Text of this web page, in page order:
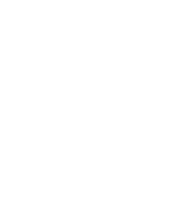
#IMCAP #CAP
za